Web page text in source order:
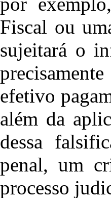
Fiscal ou
sujeitará o
efetivo
além da
dessa
penal, um
processo